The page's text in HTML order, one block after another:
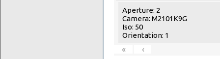
Aperture: 2
Camera: M2101K9G
Iso: 50
Orientation: 1
«
‹